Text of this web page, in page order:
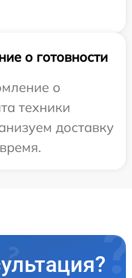
о готовности
о
техники
доставку